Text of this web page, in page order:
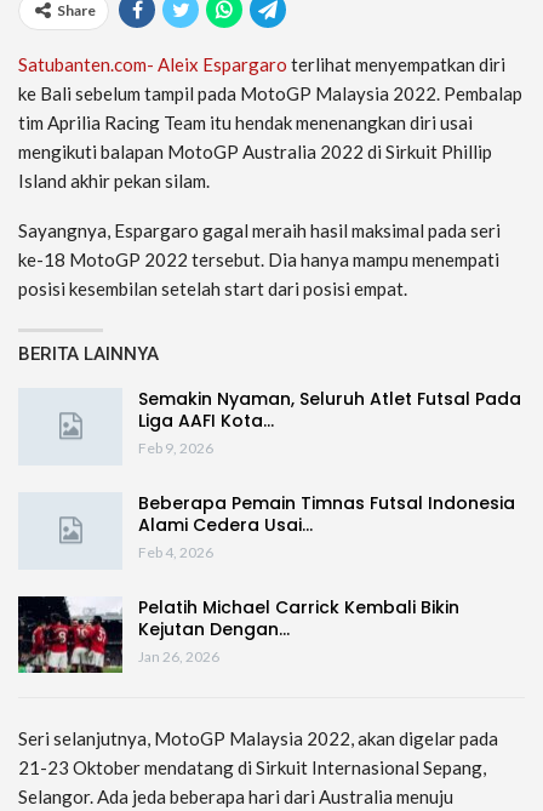
Share
Satubanten.com- Aleix Espargaro terlihat menyempatkan diri
ke Bali sebelum tampil pada MotoGP Malaysia 2022. Pembalap
tim Aprilia Racing Team itu hendak menenangkan diri usai
mengikuti balapan MotoGP Australia 2022 di Sirkuit Phillip
Island akhir pekan silam.
Sayangnya, Espargaro gagal meraih hasil maksimal pada seri
ke-18 MotoGP 2022 tersebut. Dia hanya mampu menempati
posisi kesembilan setelah start dari posisi empat.
BERITA LAINNYA
Semakin Nyaman, Seluruh Atlet Futsal Pada
Liga AAFI Kota…
Feb 9, 2026
Beberapa Pemain Timnas Futsal Indonesia
Alami Cedera Usai…
Feb 4, 2026
Pelatih Michael Carrick Kembali Bikin
Kejutan Dengan…
Jan 26, 2026
Seri selanjutnya, MotoGP Malaysia 2022, akan digelar pada
21-23 Oktober mendatang di Sirkuit Internasional Sepang,
Selangor. Ada jeda beberapa hari dari Australia menuju